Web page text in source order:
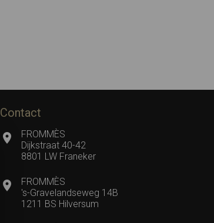
Contact
FROMMÈS
Dijkstraat 40-42
8801 LW Franeker
FROMMÈS
's-Gravelandseweg 14B
1211 BS Hilversum